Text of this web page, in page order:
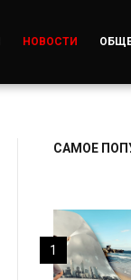
НОВОСТИ
САМОЕ
1